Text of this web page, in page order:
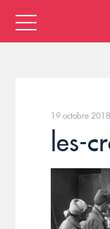
19 octobre 2018
les-